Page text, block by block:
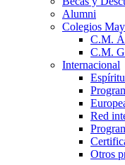
Alumni
Colegios
C.M.
C.M.
Internacional
Red
Otros